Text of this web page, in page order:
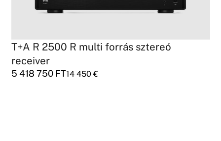
T+A R 2500 R multi forrás sztereó
receiver
5 418 750 FT14 450€